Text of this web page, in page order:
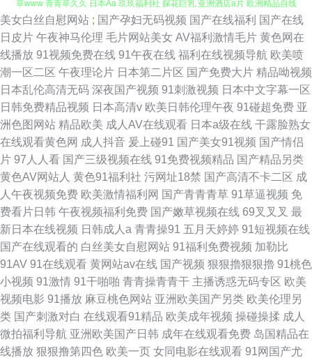
午夜销魂福利 岛国av在线看 男人天堂a 伊人超碰 超碰午夜 综合久欧洲 成人
草www 青青草久久 日本Aa 玖玖福利社 探花巨乳 亚洲酒店a片 欧洲精品自线
成人含羞草 韩国理论午夜 在线视频第六页 在线观看91 香蕉爱爱网 亚洲老湿
机久久 国产欧美撸日韩 久久青青视频 日韩性爱自拍 国产操逼在线 精品91
日韩免费乱轮网站 玖玖精品国产 午夜伦理精美A片 午夜羞羞成人 尤物影视
美女逼靠 综合精品系列 成人自拍超碰 天堂网两性 三级片人妻无码 日本淫网
5 欧美色图五月天 老司机人人超碰 欧洲欧美精品 www黄频 91福礼专区 福利
微拍伦理 日本91视免费 国内久久 国产自拍三级 激情草草 人妻人人操 91精
品吴梦梦 91色色网址 久草色视频 精东黄瓜91 大香蕉A片 色色婷婷五月天 欧
美国际黄色 午夜剧场91 午夜性伦理视频 99在线视频福利 51xtv影城 日韩精
美女白丝自慰网站 ; 国产孕妇无码视频 国产在线福利 国产在线
日皮片 午夜神马伦理 毛片网站美女 AV福利激情毛片 黄色网在
线播放 91视频免费在线 91午夜在线 福利在线视频导航 欧美喷
潮一区二区 午夜理论片 日本第二片区 国产免费大片 精品呦视频
日本乱伦高清无码 深夜国产视频 91刺激视频 日本中文字幕一区
日韩免费精品视频 日本高清v 欧美日韩伦理午夜 91碰超免费 亚
洲色图网站 精品欧美 成人AV在线观看 日本a级在线 干露脸熟女
在线观看黄色网 成人抖音 爰上碰91 国产美女91视频 国产情侣
片 97人人看 国产三级视频在线 91免费视频精品 国产精品另类
黄色AV网站人 黄色91福利社 污网址18禁 国产高清不卡二区 成
人午夜视频免费 欧美激情福利网 国产青青青草 91草逼视频 免
费看片日韩 午夜视频福利免费 国产嫩草视频在线 69叉叉叉 最
新日本在线视频 日韩成人a 青青操91 五月天婷婷 91短视频在线
国产在线观看的 白丝美女自慰网站 91福利免费视频 加勒比
91AV 91在线观看 黄网站av在线 国产视频 狠狠擼狠狠擼 91桃色
小视频 91激情 91干啪啪 青青操青青干 主播诱惑无码专区 欧美
视频电影 91播放 麻豆桃色网站 亚洲欧美国产另类 欧美伦理另
类 国产刺激对白 在线观看91精品 欧美成年视频 操碰操揉 成人
微拍福利导航 亚洲欧美国产日韩 成年在线观看免费 岛国精品在
线播放 狠狠撸第四色 欧美一页 女同电影在线观看 91网国产尤